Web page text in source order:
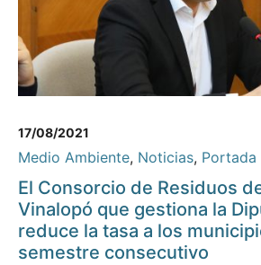
17/08/2021
Medio Ambiente, Noticias, Portada
El Consorcio de Residuos
Vinalopó que gestiona la
reduce la tasa a los
semestre consecutivo